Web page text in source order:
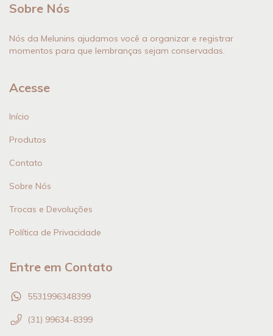
Sobre Nós
Nós da Melunins ajudamos você a organizar e registrar
momentos para que lembranças sejam conservadas.
Acesse
Início
Produtos
Contato
Sobre Nós
Trocas e Devoluções
Política de Privacidade
Entre em Contato
5531996348399
(31) 99634-8399